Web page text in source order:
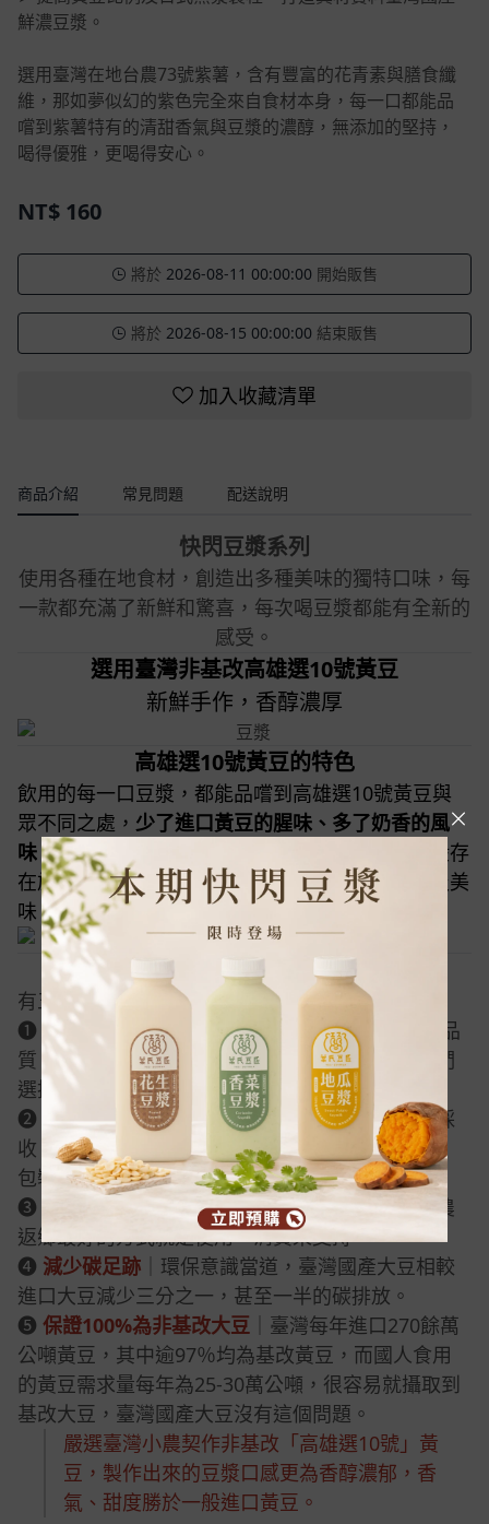
鮮濃豆漿。
選用臺灣在地台農73號紫薯，含有豐富的花青素與膳食纖
維，那如夢似幻的紫色完全來自食材本身，每一口都能品
嚐到紫薯特有的清甜香氣與豆漿的濃醇，無添加的堅持，
喝得優雅，更喝得安心。
NT$ 160
將於 2026-08-11 00:00:00 開始販售
將於 2026-08-15 00:00:00 結束販售
加入收藏清單
商品介紹 常見問題 配送說明
快閃豆漿系列
使用各種在地食材，創造出多種美味的獨特口味，每
一款都充滿了新鮮和驚喜，每次喝豆漿都能有全新的
感受。
選用臺灣非基改高雄選10號黃豆
新鮮手作，香醇濃厚
高雄選10號黃豆的特色
飲用的每一口豆漿，都能品嚐到高雄選10號黃豆與
眾不同之處， 少了進口黃豆的腥味、多了奶香的風
味，實在令人難以忘懷，讓傳統豆漿也能如牛奶般存
在於生活日常，讓我們享受著飲品帶來的營養以及美
味。
為什麼堅持使用臺灣國產豆？
有五大原因促使我們堅持使用臺灣國產豆：
❶品質優良
｜經過無數次的實驗，國產豆的表現(品
質、香氣、新鮮、安全)遠遠優於進口豆，因此我們
選擇使用國產豆。
❷
新鮮度佳 ｜走訪農田，深入了解種植、照顧、採
收、挑選，國產雜糧在採收後會在48小時內篩選、
包裝、進庫冷藏，維持最好、最高規格的品質。
❸支持在地農業
｜農村老年化日趨嚴重，期盼青農
返鄉最好的方式就是使用、消費來支持。
❹ 減少碳足跡 ｜環保意識當道，臺灣國產大豆相較
進口大豆減少三分之一，甚至一半的碳排放。
❺ 保證100%為非基改大豆 ｜臺灣每年進口270餘萬
公噸黃豆，其中逾97％均為基改黃豆，而國人食用
的黃豆需求量每年為25-30萬公噸，很容易就攝取到
基改大豆，臺灣國產大豆沒有這個問題。
嚴選臺灣小農契作非基改「高雄選10號」黃
豆，製作出來的豆漿口感更為香醇濃郁，香
氣、甜度勝於一般進口黃豆。